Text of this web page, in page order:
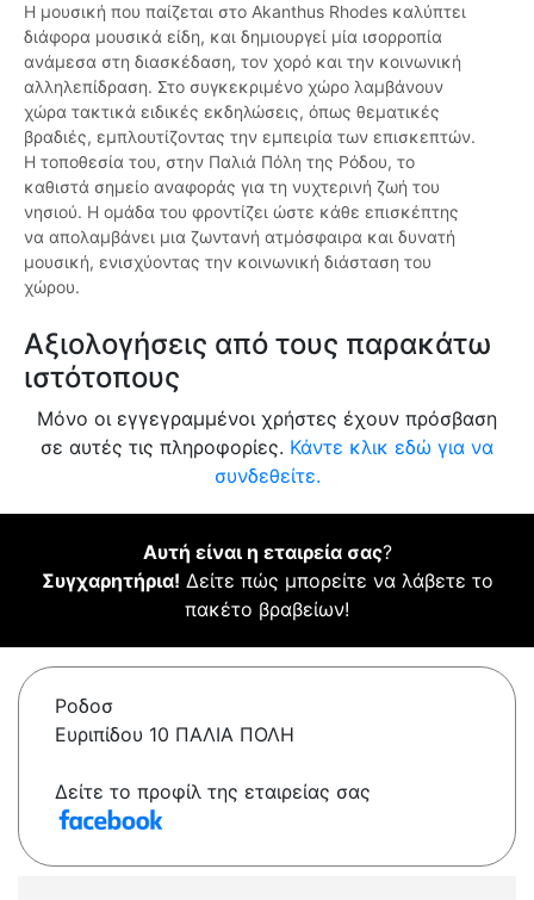
Η μουσική που παίζεται στο Akanthus Rhodes καλύπτει
διάφορα μουσικά είδη, και δημιουργεί μία ισορροπία
ανάμεσα στη διασκέδαση, τον χορό και την κοινωνική
αλληλεπίδραση. Στο συγκεκριμένο χώρο λαμβάνουν
χώρα τακτικά ειδικές εκδηλώσεις, όπως θεματικές
βραδιές, εμπλουτίζοντας την εμπειρία των επισκεπτών.
Η τοποθεσία του, στην Παλιά Πόλη της Ρόδου, το
καθιστά σημείο αναφοράς για τη νυχτερινή ζωή του
νησιού. Η ομάδα του φροντίζει ώστε κάθε επισκέπτης
να απολαμβάνει μια ζωντανή ατμόσφαιρα και δυνατή
μουσική, ενισχύοντας την κοινωνική διάσταση του
χώρου.
Αξιολογήσεις από τους παρακάτω
ιστότοπους
Μόνο οι εγγεγραμμένοι χρήστες έχουν πρόσβαση
σε αυτές τις πληροφορίες. Κάντε κλικ εδώ για να
συνδεθείτε.
Αυτή είναι η εταιρεία σας?
Συγχαρητήρια! Δείτε πώς μπορείτε να λάβετε το
πακέτο βραβείων!
Ροδοσ
Ευριπίδου 10 ΠΑΛΙΑ ΠΟΛΗ
Δείτε το προφίλ της εταιρείας σας